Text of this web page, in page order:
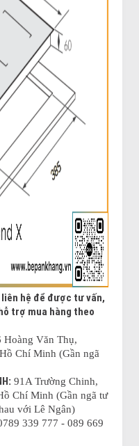
hệ để được tư vấn,
trợ mua hàng theo
Hoàng Văn Thụ,
Chí Minh (Gần ngã
91A Trường Chinh,
Chí Minh (Gần ngã tư
với Lê Ngân)
339 777 - 089 669